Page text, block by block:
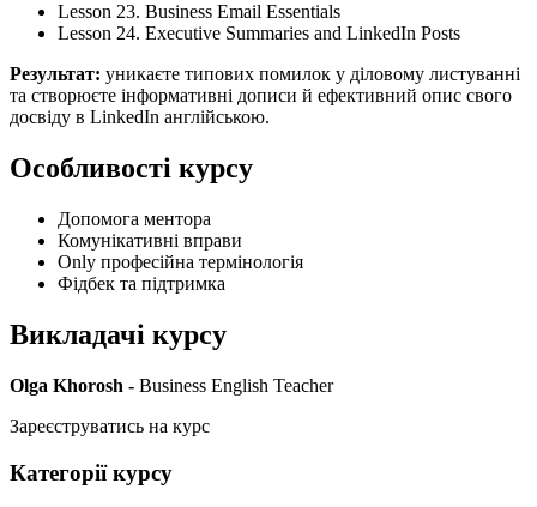
Lesson 23. Business Email Essentials
Lesson 24. Executive Summaries and LinkedIn Posts
Результат: уникаєте типових помилок у діловому листуванні
та створюєте інформативні дописи й ефективний опис свого
досвіду в LinkedIn англійською.
Особливості курсу
Допомога ментора
Комунікативні вправи
Only професійна термінологія
Фідбек та підтримка
Викладачі курсу
Olga Khorosh - Business English Teacher
Зареєструватись на курс
Категорії курсу